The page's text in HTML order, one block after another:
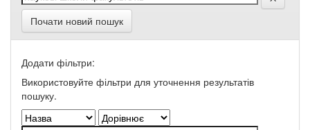
Почати новий пошук
Додати фільтри:
Використовуйте фільтри для уточнення результатів
пошуку.